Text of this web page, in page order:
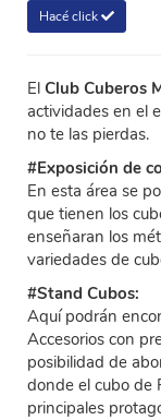
Hacé click
El Club Cuberos
actividades en el
no te las pierdas.
#Exposición de
En esta área se
que tienen los
enseñaran los
variedades de
#Stand Cubos:
Aquí podrán
Accesorios con
posibilidad de
donde el cubo de
principales